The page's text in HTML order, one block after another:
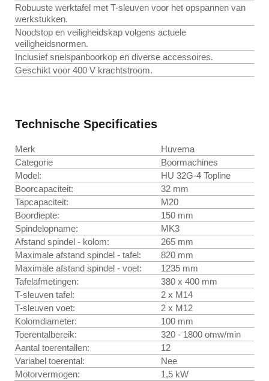
Robuuste werktafel met T-sleuven voor het opspannen van
werkstukken.
Noodstop en veiligheidskap volgens actuele
veiligheidsnormen.
Inclusief snelspanboorkop en diverse accessoires.
Geschikt voor 400 V krachtstroom.
Technische Specificaties
Merk
Huvema
Categorie
Boormachines
Model:
HU 32G-4 Topline
Boorcapaciteit:
32 mm
Tapcapaciteit:
M20
Boordiepte:
150 mm
Spindelopname:
MK3
Afstand spindel - kolom:
265 mm
Maximale afstand spindel - tafel:
820 mm
Maximale afstand spindel - voet:
1235 mm
Tafelafmetingen:
380 x 400 mm
T-sleuven tafel:
2 x M14
T-sleuven voet:
2 x M12
Kolomdiameter:
100 mm
Toerentalbereik:
320 - 1800 omw/min
Aantal toerentallen:
12
Variabel toerental:
Nee
Motorvermogen:
1,5 kW